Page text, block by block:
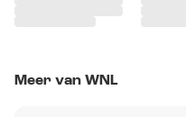
Meer van WNL